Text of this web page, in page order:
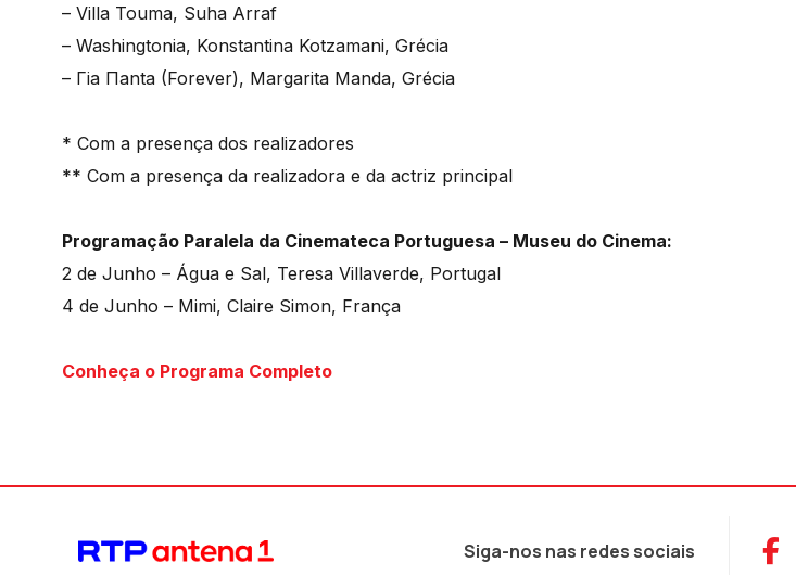
– Villa Touma, Suha Arraf
– Washingtonia, Konstantina Kotzamani, Grécia
– Γia Πanta (Forever), Margarita Manda, Grécia
* Com a presença dos realizadores
** Com a presença da realizadora e da actriz principal
Programação Paralela da Cinemateca Portuguesa – Museu do Cinema:
2 de Junho – Água e Sal, Teresa Villaverde, Portugal
4 de Junho – Mimi, Claire Simon, França
Conheça o Programa Completo
Siga-nos nas redes sociais